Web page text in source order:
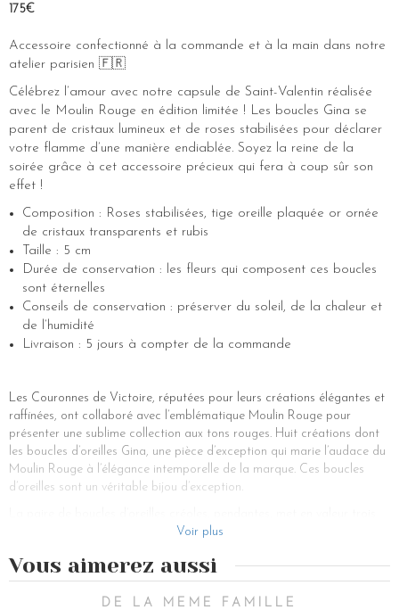
175€
Accessoire confectionné à la commande et à la main dans notre
atelier parisien 🇫🇷
Célébrez l’amour avec notre capsule de Saint-Valentin réalisée
avec le Moulin Rouge en édition limitée ! Les boucles Gina se
parent de cristaux lumineux et de roses stabilisées pour déclarer
votre flamme d’une manière endiablée. Soyez la reine de la
soirée grâce à cet accessoire précieux qui fera à coup sûr son
effet !
Composition : Roses stabilisées, tige oreille plaquée or ornée
de cristaux transparents et rubis
Taille : 5 cm
Durée de conservation : les fleurs qui composent ces boucles
sont éternelles
Conseils de conservation : préserver du soleil, de la chaleur et
de l’humidité
Livraison : 5 jours à compter de la commande
Les Couronnes de Victoire, réputées pour leurs créations élégantes et
raffinées, ont collaboré avec l’emblématique Moulin Rouge pour
présenter une sublime collection aux tons rouges. Huit créations dont
les boucles d’oreilles Gina, une pièce d’exception qui marie l’audace du
Moulin Rouge à l’élégance intemporelle de la marque. Ces boucles
d’oreilles sont un véritable bijou d’exception.
roses distinctes. Une rose sauvage stabilisée rouge apporte une touche
princesse, et d’une dernière rose rouge, délicate et appelée rose
bouton. Ces fleurs évoquent la féminité et la délicatesse, apportant
une touche de romantisme à chaque tenue.
Voir plus
Vous aimerez aussi
DE LA MEME FAMILLE